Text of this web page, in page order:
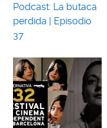
Podcast: La butaca
perdida | Episodio
37